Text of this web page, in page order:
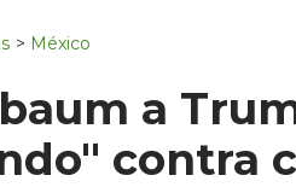
> México
a
contra